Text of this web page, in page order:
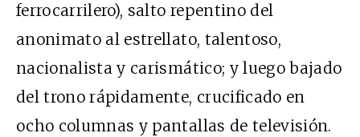
ferrocarrilero), salto repentino del
anonimato al estrellato, talentoso,
nacionalista y carismático; y luego bajado
del trono rápidamente, crucificado en
ocho columnas y pantallas de televisión.